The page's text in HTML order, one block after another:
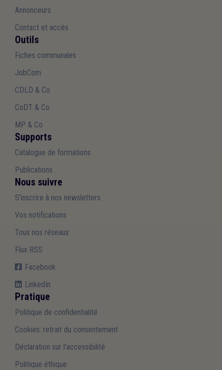
Annonceurs
Contact et accès
Outils
Fiches communales
JobCom
CDLD & Co
CoDT & Co
MP & Co
Supports
Catalogue de formations
Publications
Nous suivre
S'inscrire à nos newsletters
Vos notifications
Tous nos réseaux
Flux RSS
Facebook
LinkedIn
Pratique
Politique de confidentialité
Cookies: retrait du consentement
Déclaration sur l'accessibilité
Politique éthique